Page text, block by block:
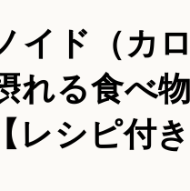
イド（カ
れる食べ
レシピ付き